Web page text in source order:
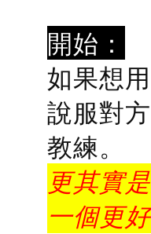
開始：
如果想用
說服對
教練。
更其實
一個更